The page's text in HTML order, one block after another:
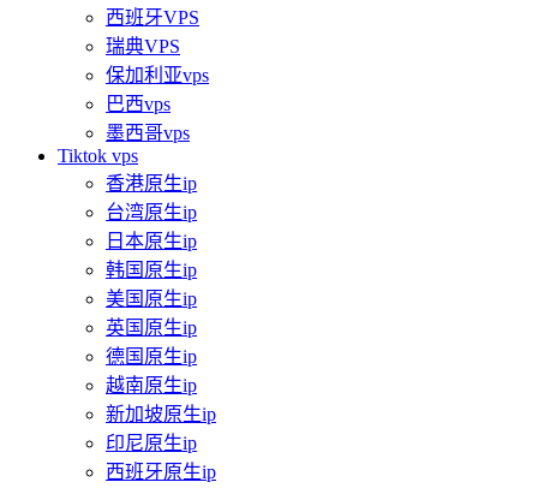
西班牙VPS
瑞典VPS
保加利亚vps
巴西vps
墨西哥vps
Tiktok vps
香港原生ip
台湾原生ip
日本原生ip
韩国原生ip
美国原生ip
英国原生ip
德国原生ip
越南原生ip
新加坡原生ip
印尼原生ip
西班牙原生ip